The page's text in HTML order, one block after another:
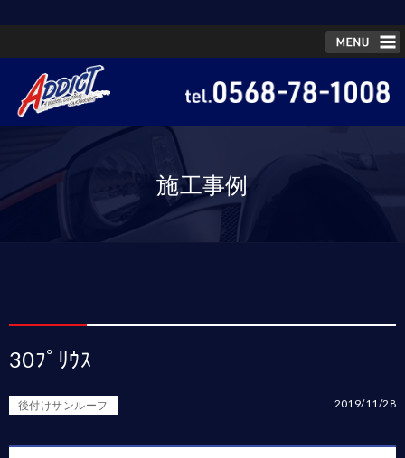
施工事例
30ﾌﾟﾘｳｽ
後付けサンルーフ 2019/11/28